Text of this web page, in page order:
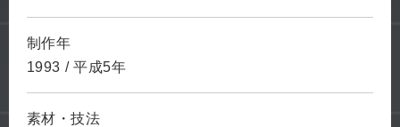
制作年
1993 / 平成5年
素材・技法